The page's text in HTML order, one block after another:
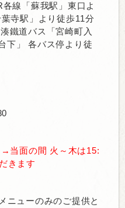
各線「蘇我駅」東口よ
寺駅」より徒歩11分
鐵道バス「宮崎町入
下」 各バス停より徒
→当面の間 火～木は15:
きます
ューのみのご提供と